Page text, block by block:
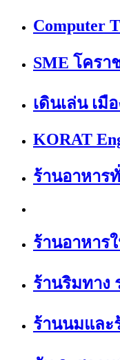
Computer
SME โครา
เดินเล่น เมื
KORAT
ร้านอาหาร
ร้านอาหาร
ร้านริมทาง
ร้านนมและ